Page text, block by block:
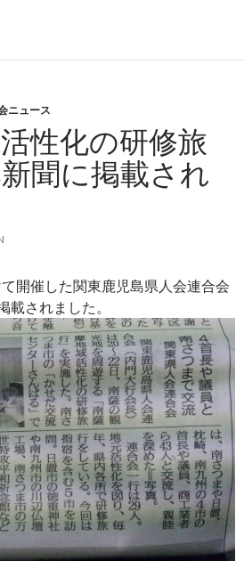
ニュース
性化の研修旅
聞に掲載され
開催した関東鹿児島県人会連合会
載されました。